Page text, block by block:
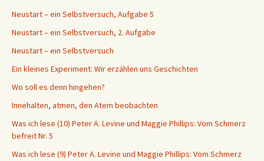
Neustart – ein Selbstversuch, Aufgabe 5
Neustart – ein Selbstversuch, 2. Aufgabe
Neustart – ein Selbstversuch
Ein kleines Experiment: Wir erzählen uns Geschichten
Wo soll es denn hingehen?
Innehalten, atmen, den Atem beobachten
Was ich lese (10) Peter A. Levine und Maggie Phillips: Vom Schmerz
befreit Nr. 5
Was ich lese (9) Peter A. Levine und Maggie Phillips: Vom Schmerz